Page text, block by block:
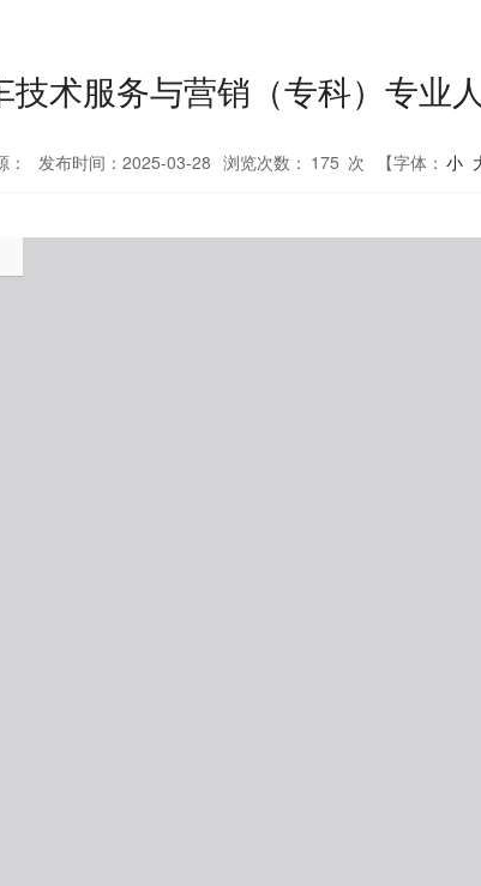
技术服务与营销（专科）专业
： 发布时间：2025-03-28 浏览次数： 175 次 【字体： 小